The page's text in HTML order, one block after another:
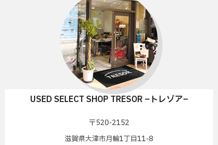
USED SELECT SHOP TRESOR –トレゾア–
〒520-2152
滋賀県大津市月輪1丁目11-8